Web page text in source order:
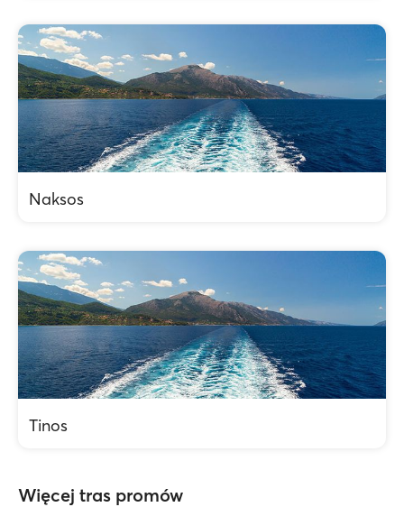
Naksos
Tinos
Więcej tras promów